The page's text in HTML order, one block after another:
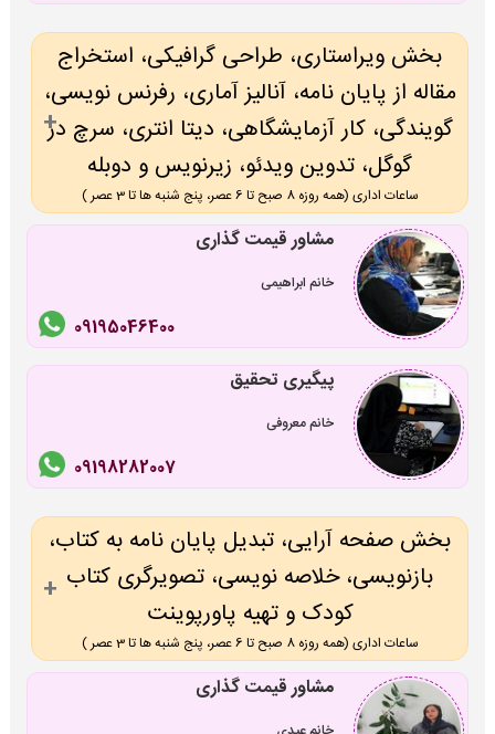
بخش ویراستاری، طراحی گرافیکی، استخراج
مقاله از پایان نامه، آنالیز آماری، رفرنس نویسی،
گویندگی، کار آزمایشگاهی، دیتا انتری، سرچ در
گوگل، تدوین ویدئو، زیرنویس و دوبله
ساعات اداری (همه روزه 8 صبح تا 6 عصر، پنج شنبه ها تا 3 عصر )
مشاور قیمت گذاری
خانم ابراهیمی
09195046400
پیگیری تحقیق
خانم معروفی
09198282007
بخش صفحه آرایی، تبدیل پایان نامه به کتاب،
بازنویسی، خلاصه نویسی، تصویرگری کتاب
کودک و تهیه پاورپوینت
ساعات اداری (همه روزه 8 صبح تا 6 عصر، پنج شنبه ها تا 3 عصر )
مشاور قیمت گذاری